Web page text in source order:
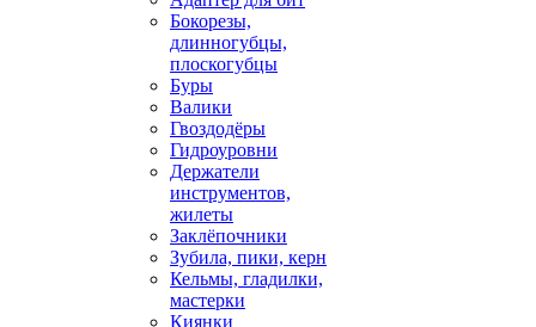
Бокорезы,
длинногубцы,
плоскогубцы
Буры
Валики
Гвоздодёры
Гидроуровни
Держатели
инструментов,
жилеты
Заклёпочники
Зубила, пики, керн
Кельмы, гладилки,
мастерки
Киянки